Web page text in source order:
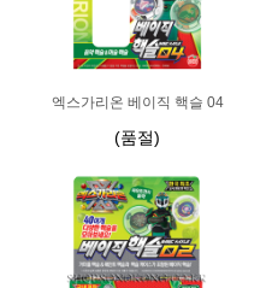
엑스가리온 베이직 핵슬 04
(품절)